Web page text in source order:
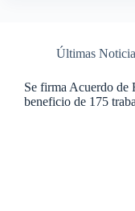
Últimas
Se firma Acuerdo de
beneficio de 175